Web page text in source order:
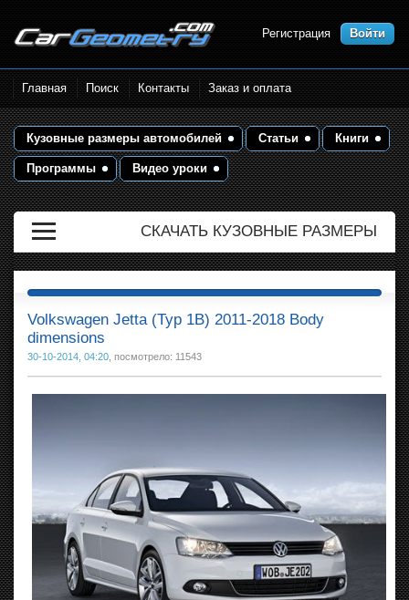
Размеры кузова автомобилей.
Контрольные точки и кузовные
размеры. Геометрия кузова
Регистрация Войти
Главная Поиск Контакты Заказ и оплата
Кузовные размеры автомобилей Статьи Книги
Программы Видео уроки
СКАЧАТЬ КУЗОВНЫЕ РАЗМЕРЫ
Volkswagen Jetta (Typ 1B) 2011-2018 Body
dimensions
30-10-2014, 04:20 , посмотрело: 11543